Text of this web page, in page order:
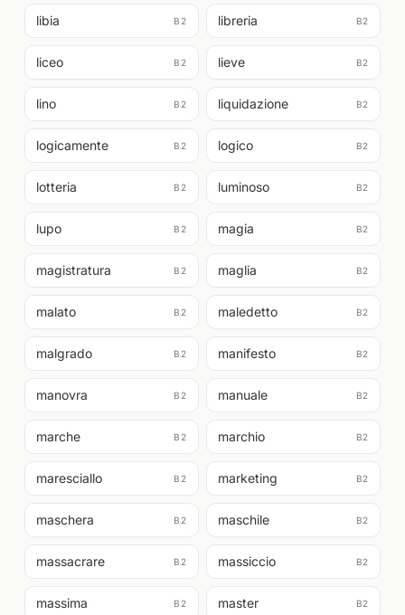
libia B2 libreria B2
liceo B2 lieve B2
lino B2 liquidazione B2
logicamente B2 logico B2
lotteria B2 luminoso B2
lupo B2 magia B2
magistratura B2 maglia B2
malato B2 maledetto B2
malgrado B2 manifesto B2
manovra B2 manuale B2
marche B2 marchio B2
maresciallo B2 marketing B2
maschera B2 maschile B2
massacrare B2 massiccio B2
massima B2 master B2